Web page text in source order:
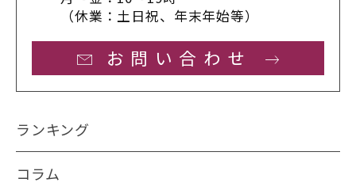
（休業：土日祝、年末年始等）
お問い合わせ
ランキング
コラム